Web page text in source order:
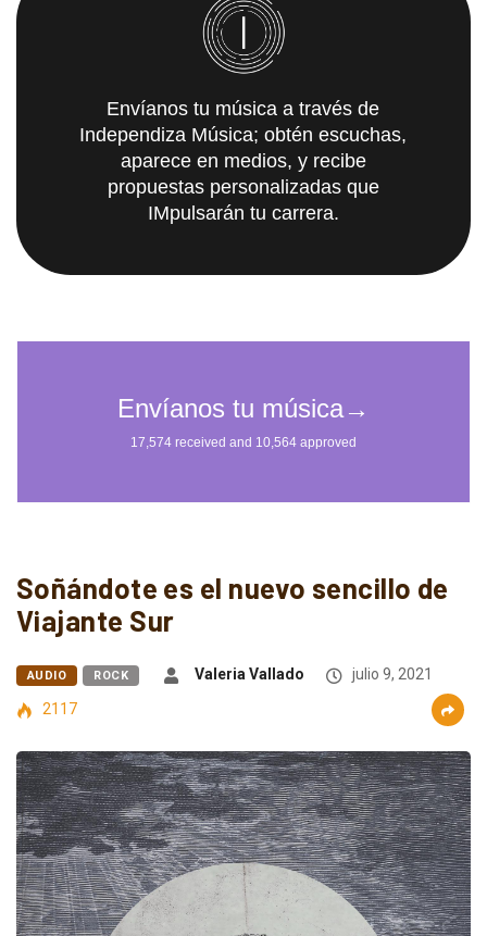
Envíanos tu música a través de
Independiza Música; obtén escuchas,
aparece en medios, y recibe
propuestas personalizadas que
IMpulsarán tu carrera.
Soñándote es el nuevo sencillo de
Viajante Sur
AUDIO ROCK Valeria Vallado
julio 9, 2021
2117